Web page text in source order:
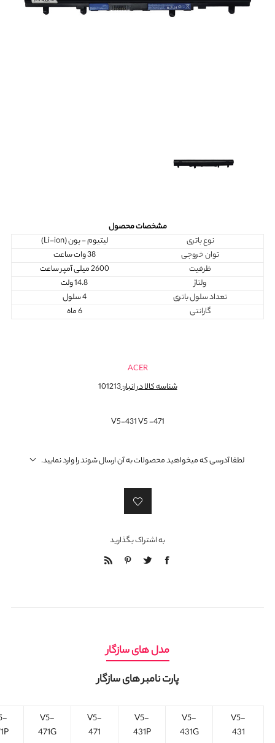
مشخصات محصول
نوع باتری
لیتیوم - یون (Li-ion)
توان خروجی
38 وات ساعت
ظرفیت
2600 میلی آمپر ساعت
ولتاژ
14.8 ولت
تعداد سلول باتری
4 سلول
گارانتی
6 ماه
ACER
شناسه کالا در انبار:101213
V5-431 V5 -471
لطفا آدرسی که میخواهید محصولات به آن ارسال شوند را وارد نمایید.
به اشتراک بگذارید
مدل های سازگار
پارت نامبر های سازگار
V5-
431
V5-
431G
V5-
431P
V5-
471
V5-
471G